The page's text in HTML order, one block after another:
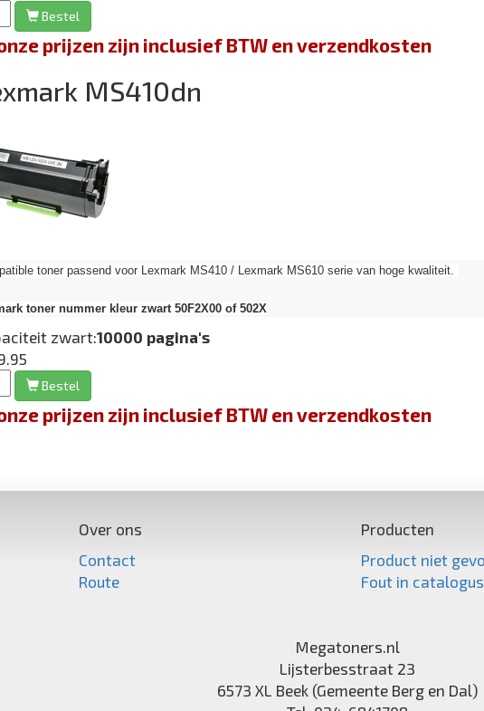
Bestel
prijzen zijn inclusief BTW en verzendkosten
MS410dn
toner passend voor Lexmark MS410 / Lexmark MS610 serie van hoge kwaliteit.
toner nummer kleur zwart 50F2X00 of 502X
zwart:10000 pagina's
Bestel
prijzen zijn inclusief BTW en verzendkosten
Over ons
Contact
Route
Producten
Product niet
Fout in
Megatoners.nl
Lijsterbesstraat 23
6573 XL Beek (Gemeente Berg en Dal)